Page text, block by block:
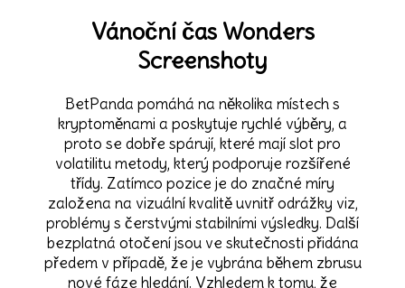
Vánoční čas Wonders
Screenshoty
BetPanda pomáhá na několika místech s
kryptoměnami a poskytuje rychlé výběry, a
proto se dobře spárují, které mají slot pro
volatilitu metody, který podporuje rozšířené
třídy. Zatímco pozice je do značné míry
založena na vizuální kvalitě uvnitř odrážky viz,
problémy s čerstvými stabilními výsledky. Další
bezplatná otočení jsou ve skutečnosti přidána
předem v případě, že je vybrána během zbrusu
nové fáze hledání. Vzhledem k tomu, že